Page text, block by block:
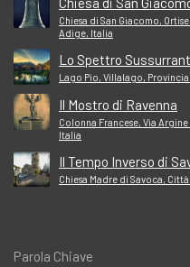
Chiesa di San Giacomo,
Adige, Italia
Lo Spettro
Lago Pio, Villalago,
Il Mostro di Ravenna
Colonna Francese, Via
Italia
Il Tempo Inverso di
Chiesa Madre di Savoca,
Parola Chiave